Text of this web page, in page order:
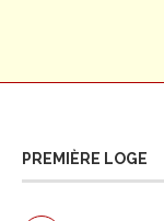
PREMIÈRE LOGE